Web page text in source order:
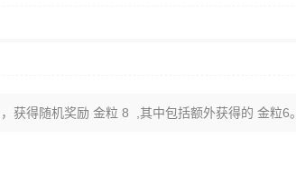
，获得随机奖励 金粒 8 ,其中包括额外获得的 金粒6。